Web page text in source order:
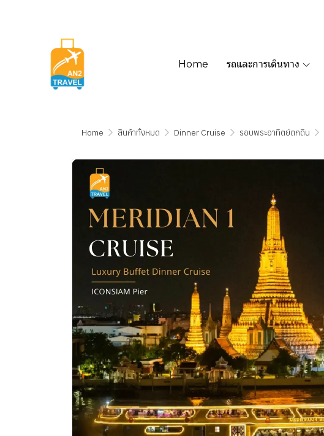
Home รถและการเดินทาง
Home สินค้าทั้งหมด Dinner Cruise รอบพระอาทิตย์ตกดิน